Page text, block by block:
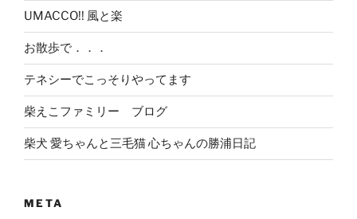
UMACCO!! 風と楽
お散歩で．．．
テネシーでこっそりやってます
柴えこファミリー ブログ
柴犬 愛ちゃんと三毛猫 心ちゃんの勝浦日記
META